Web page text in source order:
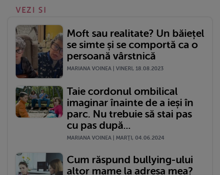
VEZI SI
Moft sau realitate? Un băiețel
se simte și se comportă ca o
persoană vârstnică
MARIANA VOINEA | VINERI, 18.08.2023
Taie cordonul ombilical
imaginar înainte de a ieși în
parc. Nu trebuie să stai pas
cu pas după...
MARIANA VOINEA | MARŢI, 04.06.2024
Cum răspund bullying-ului
altor mame la adresa mea?